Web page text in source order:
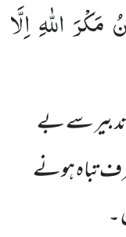
مَكْرَ اللّٰهِ اِلَّا
تدبیر سے بے
تباہ ہونے